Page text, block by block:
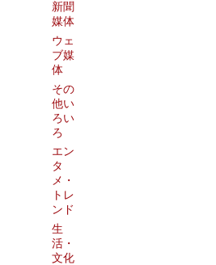
新聞
媒体
ウェ
ブ媒
体
その
他い
ろい
ろ
エン
タ
メ・
トレ
ンド
生
活・
文化